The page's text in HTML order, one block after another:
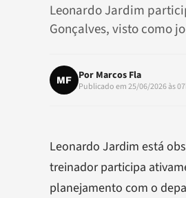
Leonardo Jardim
Gonçalves, visto como
MF Por Marcos Fla
Publicado em 25/06/2026 às
Leonardo Jardim está
treinador participa
planejamento com o